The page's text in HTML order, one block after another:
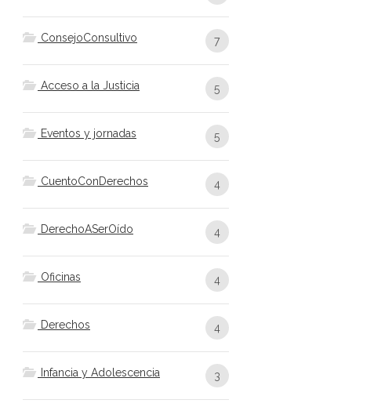
ConsejoConsultivo 7
Acceso a la Justicia 5
Eventos y jornadas 5
CuentoConDerechos 4
DerechoASerOído 4
Oficinas 4
Derechos 4
Infancia y Adolescencia 3